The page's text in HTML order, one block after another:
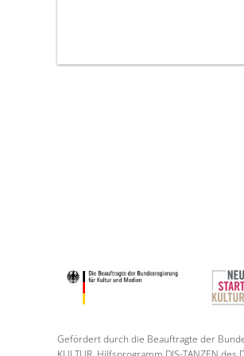
Gefördert durch die Beauftragte der